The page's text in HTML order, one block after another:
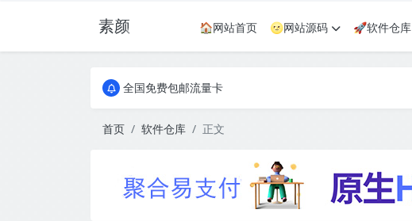
素颜 🏠网站首页 🌝网站源码 🚀软件仓库
全国免费包邮流量卡
全国免费包邮流量卡
首页
软件仓库 正文